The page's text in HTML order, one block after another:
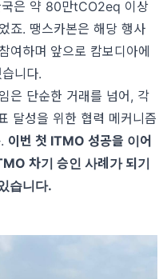
은 약 80만tCO2eq 이상
죠. 땡스카본은 해당 행사
여하며 앞으로 캄보디아에
니다.
은 단순한 거래를 넘어, 각
달성을 위한 협력 메커니즘
이번 첫 ITMO 성공을 이어
차기 승인 사례가 되기
습니다.